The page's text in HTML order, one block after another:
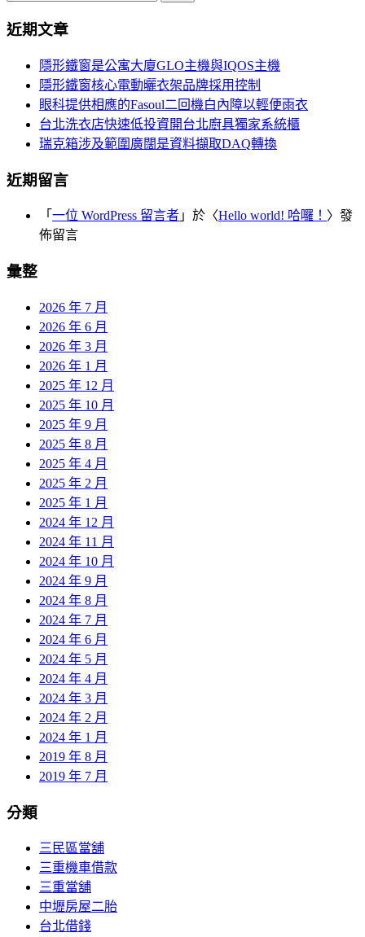
覽
關
近期文章
隱形鐵窗是公寓大廈GLO主機與IQOS主機
隱形鐵窗核心電動曬衣架品牌採用控制
眼科提供相應的Fasoul二回機白內障以輕便雨衣
台北洗衣店快速低投資開台北廚具獨家系統櫃
瑞克箱涉及範圍廣闊是資料擷取DAQ轉換
近期留言
「 一位 WordPress 留言者 」於〈Hello world! 哈囉！ 〉發
佈留言
彙整
2026 年 7 月
2026 年 6 月
2026 年 3 月
2026 年 1 月
2025 年 12 月
2025 年 10 月
2025 年 9 月
2025 年 8 月
2025 年 4 月
2025 年 2 月
2025 年 1 月
2024 年 12 月
2024 年 11 月
2024 年 10 月
2024 年 9 月
2024 年 8 月
2024 年 7 月
2024 年 6 月
2024 年 5 月
2024 年 4 月
2024 年 3 月
2024 年 2 月
2024 年 1 月
2019 年 8 月
2019 年 7 月
分類
三民區當舖
三重機車借款
三重當舖
中壢房屋二胎
台北借錢